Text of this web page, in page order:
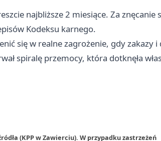
najbliższe 2 miesiące. Za znęcanie
Kodeksu karnego.
się w realne zagrożenie, gdy zakazy i
spiralę przemocy, która dotknęła
(KPP w Zawierciu). W przypadku zastrzeżeń